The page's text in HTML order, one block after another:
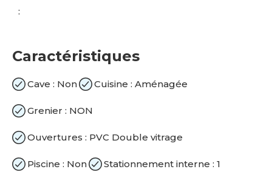
:
Caractéristiques
Cave : Non Cuisine : Aménagée
Grenier : NON
Ouvertures : PVC Double vitrage
Piscine : Non Stationnement interne : 1